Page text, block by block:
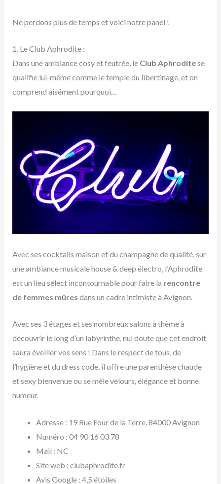
Ne perdons plus de temps et voici notre panel !
1. Le Club Aphrodite :
Dans une ambiance cosy et feutrée, le Club Aphroditese
qualifie lui-même comme le temple du libertinage, et on
comprend aisément pourquoi…
Avec ses cocktails maison et du champagne de qualité, sur
une ambiance musicale house & deep électro, l’Aphrodite
est un lieu sélect incontournable pour faire la rencontre
de femmes mûres dans un cadre intimiste à Avignon.
Avec ses 3 étages et ses nombreux salons à thème à
découvrir le long d’un labyrinthe, nul doute que cet endroit
saura éveiller vos sens ! Dans le respect de tous, de
l’hygiène et du dress code, il offre une parenthèse chaude
et sexy bienvenue ou se mêle velours, élégance et bonne
humeur.
Adresse : 19 Rue Four de la Terre, 84000 Avignon
Numéro : 04 90 16 03 78
Mail : NC
Site web : clubaphrodite.fr
Avis Google : 4,5 étoiles